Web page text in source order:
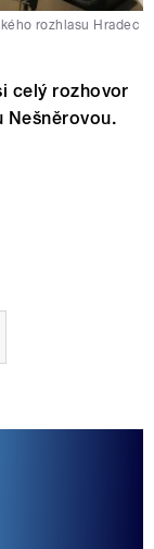
rozhlasu Hradec
celý rozhovor
Nešněrovou.